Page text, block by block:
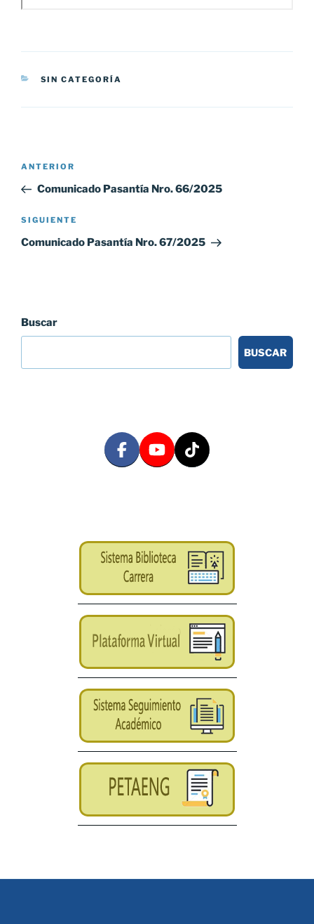
CATEGORÍAS
SIN CATEGORÍA
Navegación
entradas
Entrada
anterior:
ANTERIOR
Comunicado Pasantía Nro. 66/2025
Siguiente
entrada
SIGUIENTE
Comunicado Pasantía Nro. 67/2025
Buscar
BUSCAR